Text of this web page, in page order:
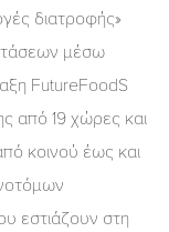
διατροφής»
μέσω
FutureFoodS
από 19 χώρες και
κοινού έως και
εστιάζουν στη